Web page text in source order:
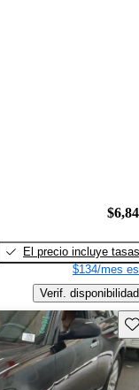
El precio incluye tasas
$134/mes
Verif. disponibilidad